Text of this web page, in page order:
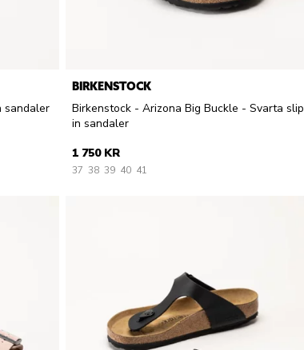
sandaler
BIRKENSTOCK
Birkenstock - Arizona Big Buckle - Svarta slip
in sandaler
1 750 KR
37 38 39 40 41